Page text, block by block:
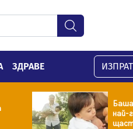
ЗДРАВЕ
най-